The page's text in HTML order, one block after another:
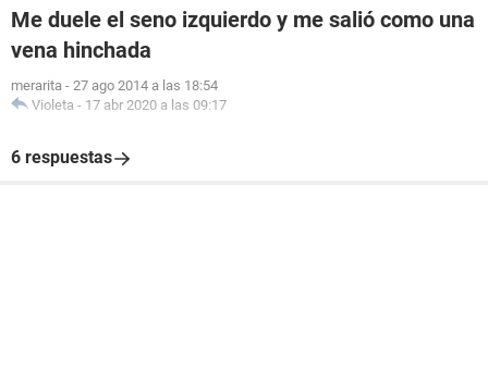
Me duele el seno izquierdo y me salió como una
vena hinchada
merarita - 27 ago 2014 a las 18:54
Violeta - 17 abr 2020 a las 09:17
6 respuestas